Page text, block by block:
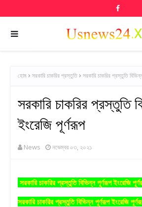
হোম সরকারি চাকরির প্রস্তুতি সরকারি চাকরির প্রস্তুতি
সরকারি চাকরির প্রস্তুতি
ইংরেজি পূর্ণরূপ
News নভেম্বর ০৩, ২০২১
সরকারি চাকরির প্রস্তুতি বিভিন্ন পূর্ণরূপ ইংরেজি
সরকারি চাকরির প্রস্তুতি বিভিন্ন পূর্ণরূপ ইংরেজি